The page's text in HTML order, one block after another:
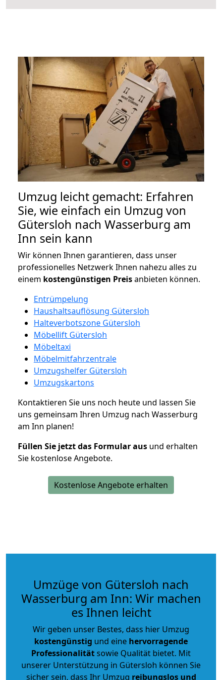
Umzug leicht gemacht: Erfahren
Sie, wie einfach ein Umzug von
Gütersloh nach Wasserburg am
Inn sein kann
Wir können Ihnen garantieren, dass unser
professionelles Netzwerk Ihnen nahezu alles zu
einem kostengünstigen Preisanbieten können.
Entrümpelung
Haushaltsauflösung Gütersloh
Halteverbotszone Gütersloh
Möbellift Gütersloh
Möbeltaxi
Möbelmitfahrzentrale
Umzugshelfer Gütersloh
Umzugskartons
Kontaktieren Sie uns noch heute und lassen Sie
uns gemeinsam Ihren Umzug nach Wasserburg
am Inn planen!
Füllen Sie jetzt das Formular aus und erhalten
Sie kostenlose Angebote.
Kostenlose Angebote erhalten
Umzüge von Gütersloh nach
Wasserburg am Inn: Wir machen
es Ihnen leicht
Wir geben unser Bestes, dass hier Umzug
kostengünstig und eine hervorragende
Professionalitätsowie Qualität bietet. Mit
unserer Unterstützung in Gütersloh können Sie
sicher sein, dass Ihr Umzug reibungslos und